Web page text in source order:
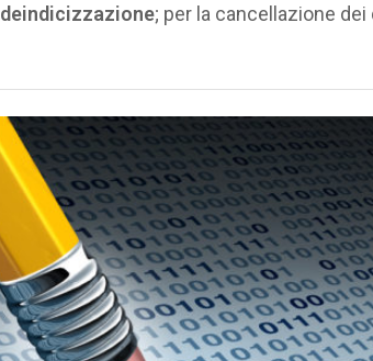
deindicizzazione; per la cancellazione